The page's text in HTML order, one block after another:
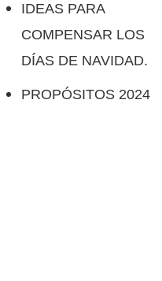
IDEAS PARA
COMPENSAR LOS
DÍAS DE NAVIDAD.
PROPÓSITOS 2024